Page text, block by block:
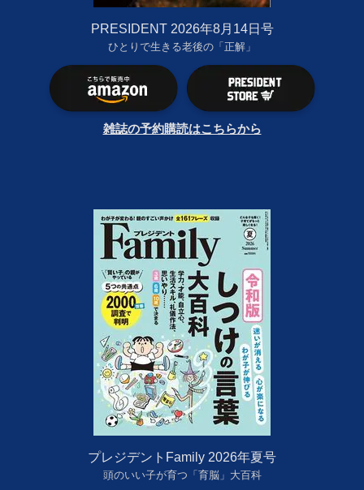
PRESIDENT 2026年8月14日号
ひとりで生きる老後の「正解」
雑誌の予約購読はこちらから
プレジデントFamily 2026年夏号
頭のいい子が育つ「育脳」大百科